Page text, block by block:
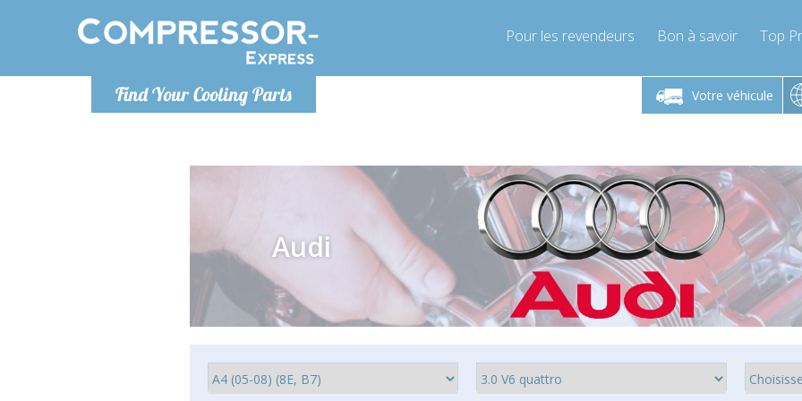
Find Your Cooling Parts
Pour les revendeurs Bon à savoir Top
Votre véhicule
Lundi-Vendredi 9h-17h
info@compressor-express.fr
Lundi-Vendredi 9h-17h Lundi-Vendredi 9h-17h
info@compressor-express.fr
Lundi-
Audi